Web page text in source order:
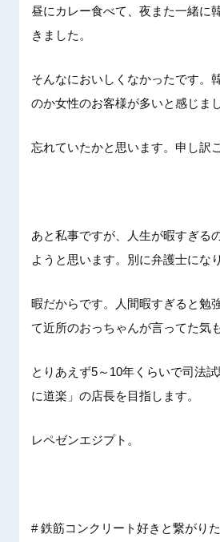
昼にカレー食べて、夜また一緒に
きました。
そんなにおいしくなかったです。
のか女性のお客様が多いと感じま
忘れていたかと思います。申し訳
あと私事ですが、人生が暇すぎる
ようと思います。別に弁護士にな
暇だからです。人間暇すぎると勉
て近所のおっちゃんが言ってた気
とりあえず5～10年くらいで司法
に道楽」の店長を目指します。
レペゼンエジプト。
# 鉄筋コンクリート好きと繋がり